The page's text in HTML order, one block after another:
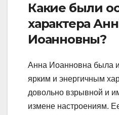
Какие были
характера
Иоанновны?
Анна Иоанновна была
ярким и энергичным
довольно взрывной и
измене настроениям.